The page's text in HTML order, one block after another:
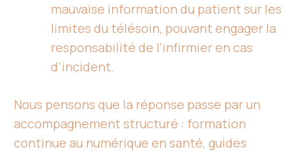
mauvaise information du patient sur les
limites du télésoin, pouvant engager la
responsabilité de l’infirmier en cas
d’incident.
Nous pensons que la réponse passe par un
accompagnement structuré : formation
continue au numérique en santé, guides